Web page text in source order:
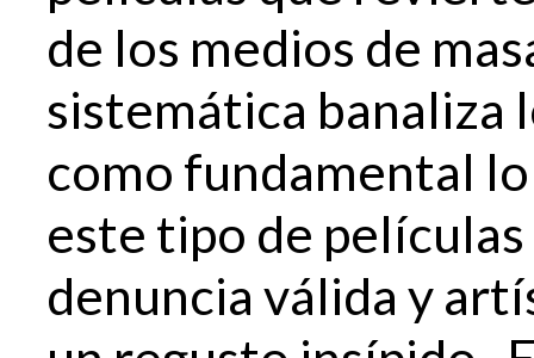
de los medios de
sistemática banaliza
como fundamental
este tipo de
denuncia válida y